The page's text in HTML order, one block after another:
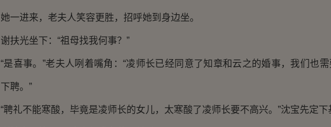
她一进来，老夫人笑容更胜，招呼她到身边坐。
谢扶光坐下：“祖母找我何事？”
“是喜事。”老夫人咧着嘴角：“凌师长已经同意了知章和云之的婚事，我们也
下聘。”
“聘礼不能寒酸，毕竟是凌师长的女儿，太寒酸了凌师长要不高兴。”沈宝先定下